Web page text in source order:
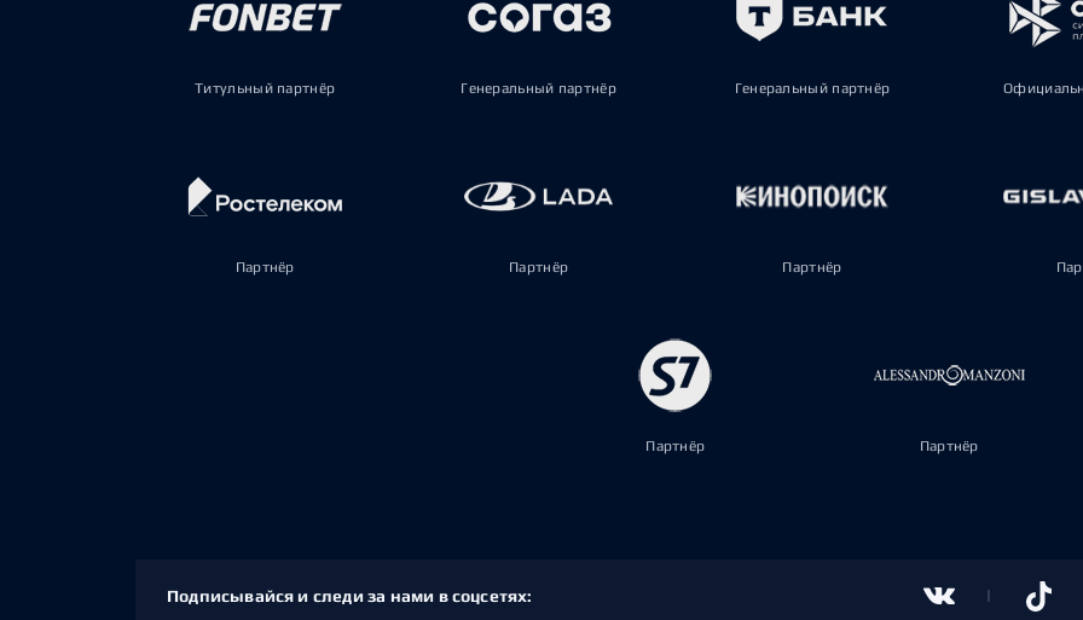
Титульный партнёр Генеральный партнёр Генеральный партнёр
Партнёр Партнёр Партнёр
Партнёр Партнёр
Подписывайся и следи за нами в соцсетях: